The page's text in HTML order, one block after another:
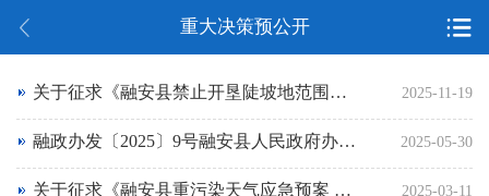
重大决策预公开
2025-11-19
关于征求《融安县禁止开垦陡坡地范围划定成果（征求意见稿）》意见的公告
2025-05-30
融政办发〔2025〕9号融安县人民政府办公室关于公布《融安县人民政府2025年度重大行政决策事项目录（第一批）》的通知
2025-03-11
关于征求《融安县重污染天气应急预案 （征求意见稿）》意见的公告